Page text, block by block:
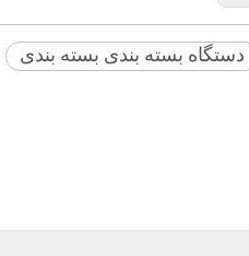
دستگاه بسته بندی بسته بندی